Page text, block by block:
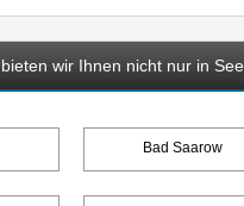
wir Ihnen nicht nur in
Bad Saarow